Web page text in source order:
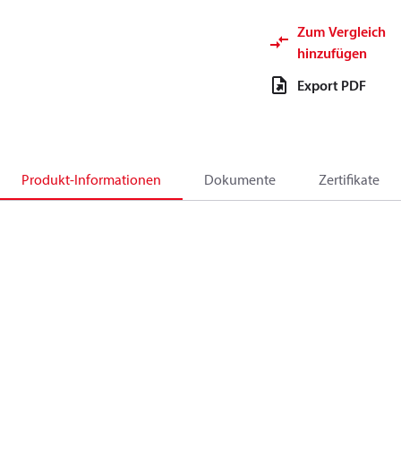
Zum Vergleich
hinzufügen
Export PDF
Produkt-Informationen Dokumente Zertifikate